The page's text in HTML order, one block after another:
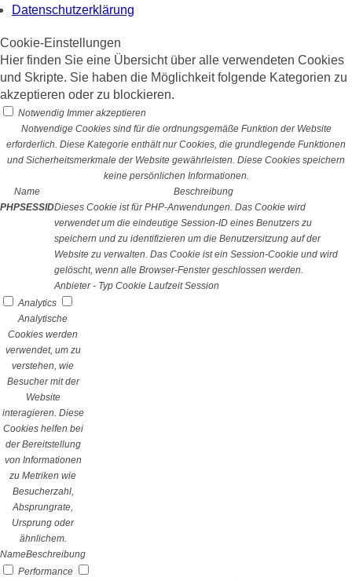
Datenschutzerklärung
Cookie-Einstellungen
Hier finden Sie eine Übersicht über alle verwendeten Cookies
und Skripte. Sie haben die Möglichkeit folgende Kategorien zu
akzeptieren oder zu blockieren.
Notwendig Immer akzeptieren
Notwendige Cookies sind für die ordnungsgemäße Funktion der Website
erforderlich. Diese Kategorie enthält nur Cookies, die grundlegende Funktionen
und Sicherheitsmerkmale der Website gewährleisten. Diese Cookies speichern
keine persönlichen Informationen.
Name
Beschreibung
PHPSESSIDDieses Cookie ist für PHP-Anwendungen. Das Cookie wird
verwendet um die eindeutige Session-ID eines Benutzers zu
speichern und zu identifizieren um die Benutzersitzung auf der
Website zu verwalten. Das Cookie ist ein Session-Cookie und wird
gelöscht, wenn alle Browser-Fenster geschlossen werden.
Anbieter - Typ Cookie Laufzeit Session
Analytics
Analytische
Cookies werden
verwendet, um zu
verstehen, wie
Besucher mit der
Website
interagieren. Diese
Cookies helfen bei
der Bereitstellung
von Informationen
zu Metriken wie
Besucherzahl,
Absprungrate,
Ursprung oder
ähnlichem.
NameBeschreibung
Performance